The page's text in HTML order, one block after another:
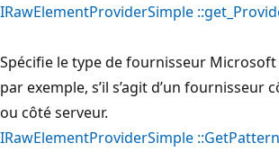
IRawElementProviderSimple
Spécifie le type de fournisseur
par exemple, s’il s’agit d’un fournisseur
ou côté serveur.
IRawElementProviderSimple